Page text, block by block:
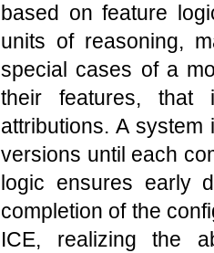
based on feature
units of reasoning,
special cases of a
their features, that
attributions. A
versions until each
logic ensures early
completion of the
ICE, realizing the